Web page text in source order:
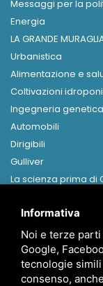
Messaggi per la
Energia
LA GRANDE
Urbanistica
Alimentazione e
Coltivazioni
Ingegneria genetica
Automobili
Dirigibili
Gulliver
La scienza prima di
Home
Presentazione
Canapa
Informativa
Noi e terze
Google,
tecnologie
consenso,